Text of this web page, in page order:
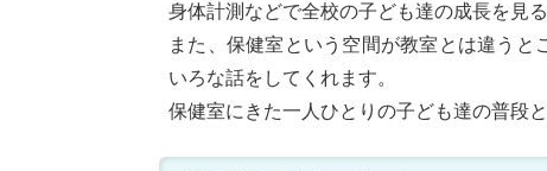
身体計測などで全校の子ども達の成長を見る
また、保健室という空間が教室とは違う
いろな話をしてくれます。
保健室にきた一人ひとりの子ども達の普段